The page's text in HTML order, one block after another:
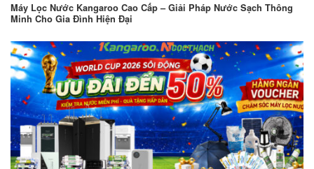
Máy Lọc Nước Kangaroo Cao Cấp – Giải Pháp Nước Sạch Thông
Minh Cho Gia Đình Hiện Đại